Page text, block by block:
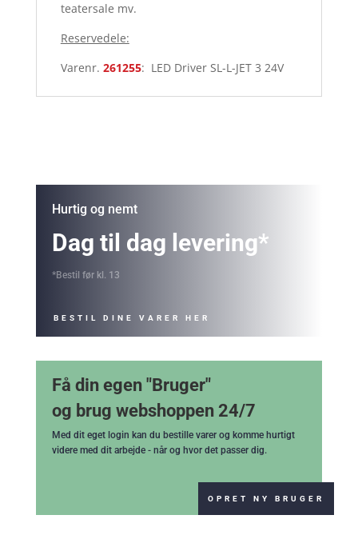
teatersale mv.
Reservedele:
Varenr. 261255: LED Driver SL-L-JET 3 24V
Hurtig og nemt
Dag til dag levering*
*Bestil før kl. 13
BESTIL DINE VARER HER
Få din egen "Bruger"
og brug webshoppen 24/7
Med dit eget login kan du bestille varer og komme hurtigt
videre med dit arbejde - når og hvor det passer dig.
OPRET NY BRUGER